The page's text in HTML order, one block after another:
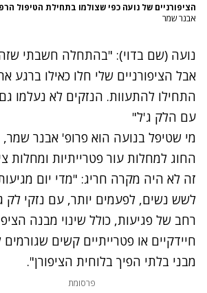
הציפורניים של נועה כפי שצולמו בתחילת הטיפול
אבנר שמר
נועה (שם בדוי): "בהתחלה חשבתי
אבל הציפורניים שלי חלו כאילו ברגע
התחילו להתעוות. הנזקים לא נעלמו
עם הלק ג'ל"
מי שטיפל בנועה הוא פרופ' אבנר שמר,
החוג למחלות עור פטרייתיות ומחלות
זה לא היה מקרה חריג: "מדי יום
לשש נשים, לפעמים יותר, עם נזקי לק
רחב של פגיעות, כולל שינוי מבנה
חיידקיים או פטרייתיים קשים
מבני בלתי הפיך בלוחית הציפורן".
פרסומת